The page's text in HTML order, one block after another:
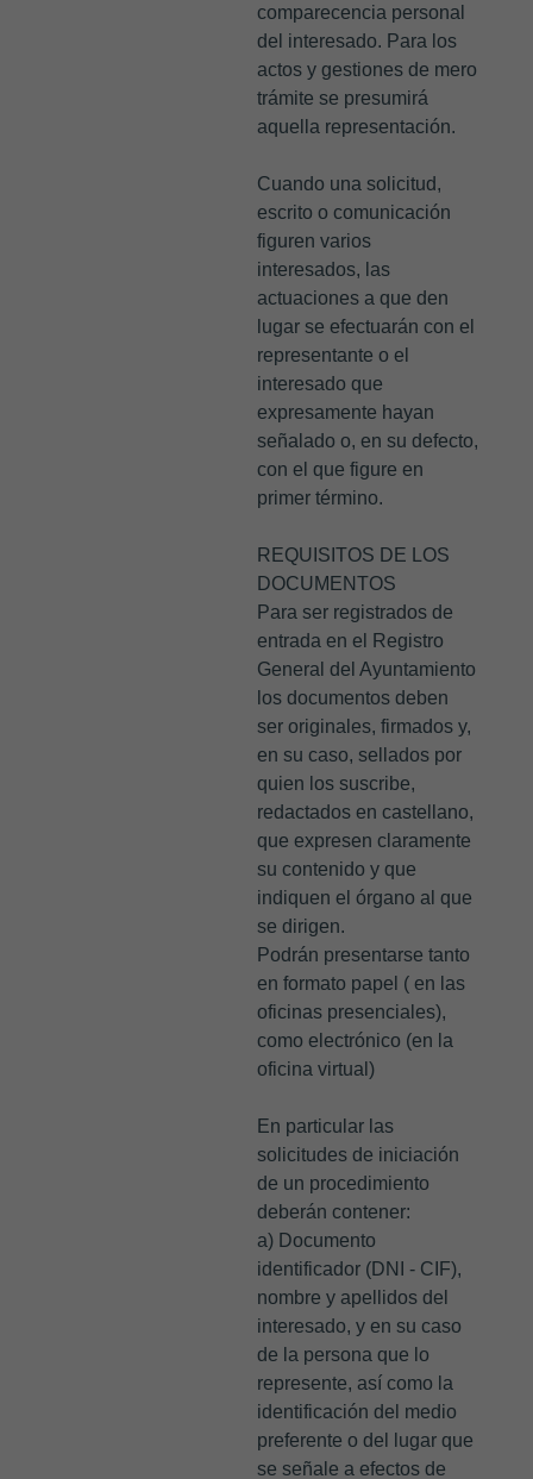
comparecencia personal
del interesado. Para los
actos y gestiones de mero
trámite se presumirá
aquella representación.
Cuando una solicitud,
escrito o comunicación
figuren varios
interesados, las
actuaciones a que den
lugar se efectuarán con el
representante o el
interesado que
expresamente hayan
señalado o, en su defecto,
con el que figure en
primer término.
REQUISITOS DE LOS
DOCUMENTOS
Para ser registrados de
entrada en el Registro
General del Ayuntamiento
los documentos deben
ser originales, firmados y,
en su caso, sellados por
quien los suscribe,
redactados en castellano,
que expresen claramente
su contenido y que
indiquen el órgano al que
se dirigen.
Podrán presentarse tanto
en formato papel ( en las
oficinas presenciales),
como electrónico (en la
oficina virtual)
En particular las
solicitudes de iniciación
de un procedimiento
deberán contener:
a) Documento
identificador (DNI - CIF),
nombre y apellidos del
interesado, y en su caso
de la persona que lo
represente, así como la
identificación del medio
preferente o del lugar que
se señale a efectos de